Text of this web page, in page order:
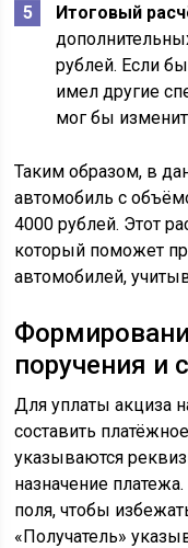
Итоговый
рублей. Если
имел другие
мог бы
Таким образом, в
автомобиль с
4000 рублей. Этот
который поможет
автомобилей,
поручения и
Для уплаты акциза
составить
указываются
назначение
поля, чтобы
«Получатель»